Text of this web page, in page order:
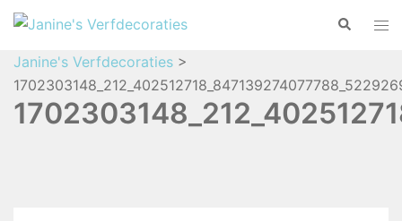
Janine's Verfdecoraties >